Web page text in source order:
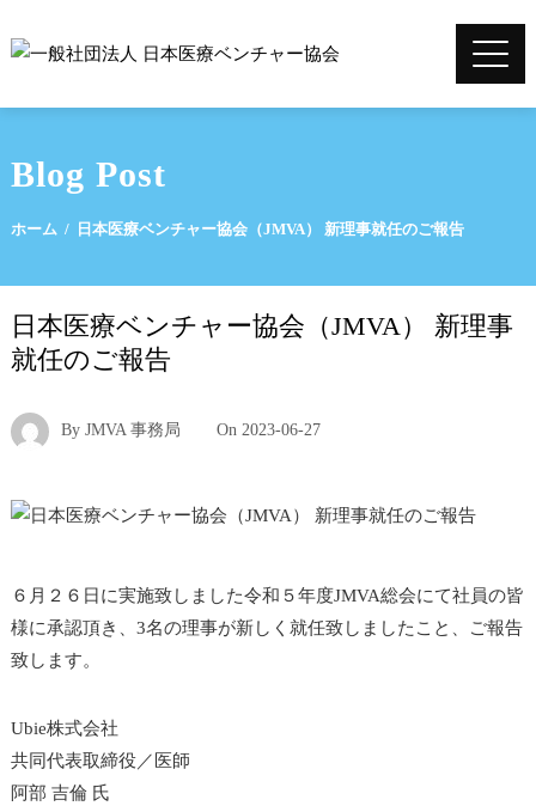
Blog Post
ホーム 日本医療ベンチャー協会（JMVA） 新理事就任のご報告
日本医療ベンチャー協会（JMVA） 新理事
就任のご報告
By JMVA 事務局 On 2023-06-27
６月２６日に実施致しました令和５年度JMVA総会にて社員の皆
様に承認頂き、3名の理事が新しく就任致しましたこと、ご報告
致します。
Ubie株式会社
共同代表取締役／医師
阿部 吉倫 氏